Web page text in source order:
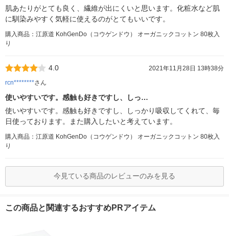
肌あたりがとても良く、繊維が出にくいと思います。化粧水など肌
に馴染みやすく気軽に使えるのがとてもいいです。
購入商品：江原道 KohGenDo（コウゲンドウ） オーガニックコットン 80枚入
り
4.0
2021年11月28日 13時38分
rcn********さん
使いやすいです。感触も好きですし、しっ…
使いやすいです。感触も好きですし、しっかり吸収してくれて、毎
日使っております。また購入したいと考えています。
購入商品：江原道 KohGenDo（コウゲンドウ） オーガニックコットン 80枚入
り
今見ている商品のレビューのみを見る
この商品と関連するおすすめPRアイテム